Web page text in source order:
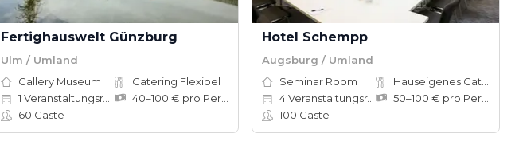
Fertighauswelt Günzburg
Ulm / Umland
Gallery Museum
Catering Flexibel
1 Veranstaltungsräume
60 Gäste
Hotel Schempp
Augsburg / Umland
Seminar Room
4Veranstaltungsräume
100 Gäste